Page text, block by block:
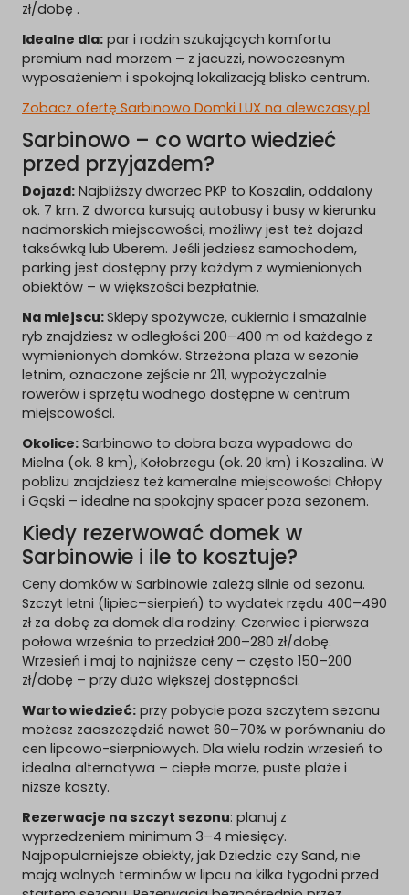
zł/dobę .
Idealne dla: par i rodzin szukających komfortu
premium nad morzem – z jacuzzi, nowoczesnym
wyposażeniem i spokojną lokalizacją blisko centrum.
Zobacz ofertę Sarbinowo Domki LUX na alewczasy.pl
Sarbinowo – co warto wiedzieć
przed przyjazdem?
Dojazd: Najbliższy dworzec PKP to Koszalin, oddalony
ok. 7 km. Z dworca kursują autobusy i busy w kierunku
nadmorskich miejscowości, możliwy jest też dojazd
taksówką lub Uberem. Jeśli jedziesz samochodem,
parking jest dostępny przy każdym z wymienionych
obiektów – w większości bezpłatnie.
Na miejscu:Sklepy spożywcze, cukiernia i smażalnie
ryb znajdziesz w odległości 200–400 m od każdego z
wymienionych domków. Strzeżona plaża w sezonie
letnim, oznaczone zejście nr 211, wypożyczalnie
rowerów i sprzętu wodnego dostępne w centrum
miejscowości.
Okolice: Sarbinowo to dobra baza wypadowa do
Mielna (ok. 8 km), Kołobrzegu (ok. 20 km) i Koszalina. W
pobliżu znajdziesz też kameralne miejscowości Chłopy
i Gąski – idealne na spokojny spacer poza sezonem.
Kiedy rezerwować domek w
Sarbinowie i ile to kosztuje?
Ceny domków w Sarbinowie zależą silnie od sezonu.
Szczyt letni (lipiec–sierpień) to wydatek rzędu 400–490
zł za dobę za domek dla rodziny. Czerwiec i pierwsza
połowa września to przedział 200–280 zł/dobę.
Wrzesień i maj to najniższe ceny – często 150–200
zł/dobę – przy dużo większej dostępności.
Warto wiedzieć: przy pobycie poza szczytem sezonu
możesz zaoszczędzić nawet 60–70% w porównaniu do
cen lipcowo-sierpniowych. Dla wielu rodzin wrzesień to
idealna alternatywa – ciepłe morze, puste plaże i
niższe koszty.
Rezerwacje na szczyt sezonu: planuj z
wyprzedzeniem minimum 3–4 miesięcy.
Najpopularniejsze obiekty, jak Dziedzic czy Sand, nie
mają wolnych terminów w lipcu na kilka tygodni przed